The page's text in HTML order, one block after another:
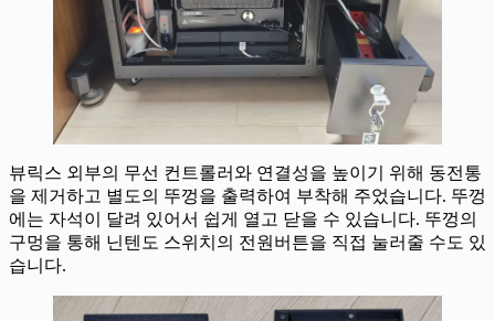
뷰릭스 외부의 무선 컨트롤러와 연결성을 높이기 위해 동전통
을 제거하고 별도의 뚜껑을 출력하여 부착해 주었습니다. 뚜껑
에는 자석이 달려 있어서 쉽게 열고 닫을 수 있습니다. 뚜껑의
구멍을 통해 닌텐도 스위치의 전원버튼을 직접 눌러줄 수도 있
습니다.